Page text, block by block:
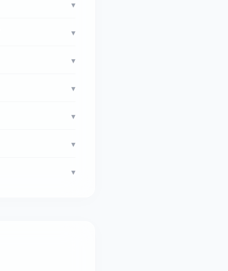
▾
▾
▾
▾
▾
▾
▾